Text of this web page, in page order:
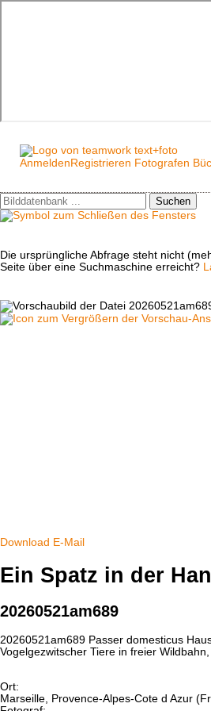
Anmelden Registrieren Fotografen
Suchen
Die ursprüngliche Abfrage steht nicht
Seite über eine Suchmaschine erreicht?
Download E-Mail
Ein Spatz in der
20260521am689
20260521am689 Passer domesticus
Vogelgezwitscher Tiere in freier
Ort:
Marseille, Provence-Alpes-Cote d Azur